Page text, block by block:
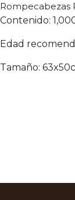
Rompecabezas
Contenido:
Edad
Tamaño: